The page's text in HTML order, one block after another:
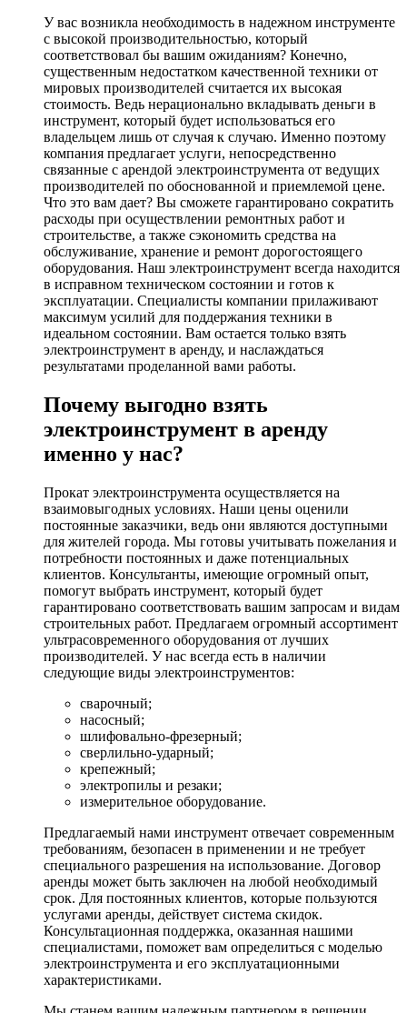
У вас возникла необходимость в надежном инструменте
с высокой производительностью, который
соответствовал бы вашим ожиданиям? Конечно,
существенным недостатком качественной техники от
мировых производителей считается их высокая
стоимость. Ведь нерационально вкладывать деньги в
инструмент, который будет использоваться его
владельцем лишь от случая к случаю. Именно поэтому
компания предлагает услуги, непосредственно
связанные с арендой электроинструмента от ведущих
производителей по обоснованной и приемлемой цене.
Что это вам дает? Вы сможете гарантировано сократить
расходы при осуществлении ремонтных работ и
строительстве, а также сэкономить средства на
обслуживание, хранение и ремонт дорогостоящего
оборудования. Наш электроинструмент всегда находится
в исправном техническом состоянии и готов к
эксплуатации. Специалисты компании прилаживают
максимум усилий для поддержания техники в
идеальном состоянии. Вам остается только взять
электроинструмент в аренду, и наслаждаться
результатами проделанной вами работы.
Почему выгодно взять
электроинструмент в аренду
именно у нас?
Прокат электроинструмента осуществляется на
взаимовыгодных условиях. Наши цены оценили
постоянные заказчики, ведь они являются доступными
для жителей города. Мы готовы учитывать пожелания и
потребности постоянных и даже потенциальных
клиентов. Консультанты, имеющие огромный опыт,
помогут выбрать инструмент, который будет
гарантировано соответствовать вашим запросам и видам
строительных работ. Предлагаем огромный ассортимент
ультрасовременного оборудования от лучших
производителей. У нас всегда есть в наличии
следующие виды электроинструментов:
сварочный;
насосный;
шлифовально-фрезерный;
сверлильно-ударный;
крепежный;
электропилы и резаки;
измерительное оборудование.
Предлагаемый нами инструмент отвечает современным
требованиям, безопасен в применении и не требует
специального разрешения на использование. Договор
аренды может быть заключен на любой необходимый
срок. Для постоянных клиентов, которые пользуются
услугами аренды, действует система скидок.
Консультационная поддержка, оказанная нашими
специалистами, поможет вам определиться с моделью
электроинструмента и его эксплуатационными
характеристиками.